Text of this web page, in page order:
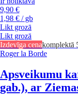
9,90 €
1,98 € / gb
Likt grozā
Likt grozā
Izdevīga cenakomplektā
Roger la Borde
Apsveikumu
gab.), ar